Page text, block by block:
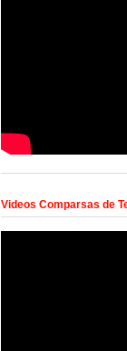
Videos Comparsas de